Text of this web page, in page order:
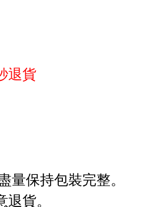
退貨
量保持包裝完整。
退貨。